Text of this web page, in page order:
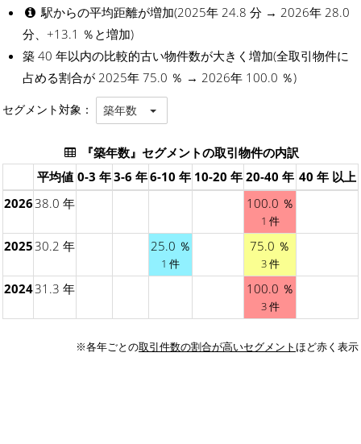
駅からの平均距離が増加(2025年 24.8 分 → 2026年 28.0
分、+13.1 ％と増加)
築 40 年以内の比較的古い物件数が大きく増加(全取引物件に
占める割合が 2025年 75.0 ％ → 2026年 100.0 ％)
セグメント対象： 築年数
『築年数』セグメントの取引物件の内訳
平均値 0-3 年3-6 年6-10 年 10-20 年 20-40 年 40 年 以上
202638.0 年 100.0 ％
1 件
202530.2 年 25.0 ％
1 件
75.0 ％
3 件
202431.3 年 100.0 ％
3 件
※各年ごとの取引件数の割合が高いセグメントほど赤く表示